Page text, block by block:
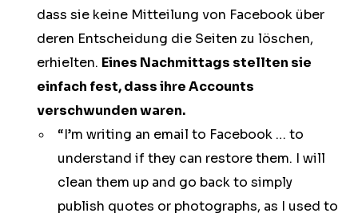
dass sie keine Mitteilung von Facebook über
deren Entscheidung die Seiten zu löschen,
erhielten. Eines Nachmittags stellten sie
einfach fest, dass ihre Accounts
verschwunden waren.
“I’m writing an email to Facebook … to
understand if they can restore them. I will
clean them up and go back to simply
publish quotes or photographs, as I used to